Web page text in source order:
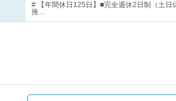
# 【年間休日125日】■完全週休2日制（土
推…